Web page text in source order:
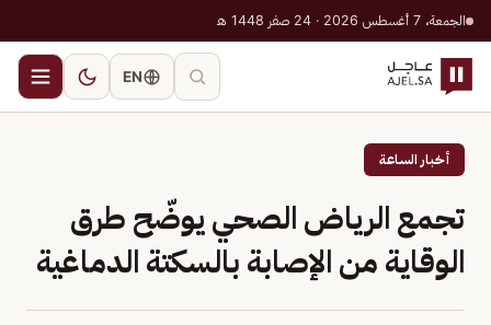
الجمعة، 7 أغسطس 2026 · 24 صفر 1448 هـ
EN
أخبار الساعة
تجمع الرياض الصحي يوضّح طرق
الوقاية من الإصابة بالسكتة الدماغية